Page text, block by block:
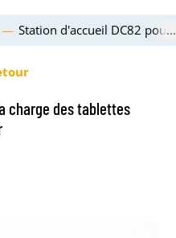
Station d'accueil DC82
charge des tablettes